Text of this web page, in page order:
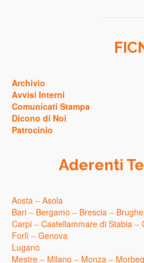
Archivio
Avvisi Interni
Comunicati Stampa
Dicono di Noi
Patrocinio
Aderenti
Aosta – Asola
Bari – Bergamo – Brescia –
Carpi – Castellammare di Stabia –
Forlì – Genova
Lugano
Mestre – Milano – Monza –